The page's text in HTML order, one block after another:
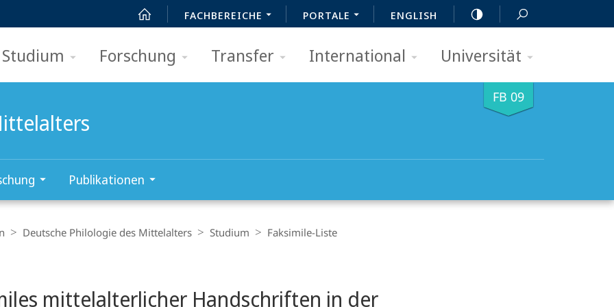
FACHBEREICHE PORTALE ENGLISH
Studium Forschung Transfer International Universität
FB 09
Publikationen
Deutsche Philologie des Mittelalters Studium Faksimile-Liste
mittelalterlicher Handschriften in der